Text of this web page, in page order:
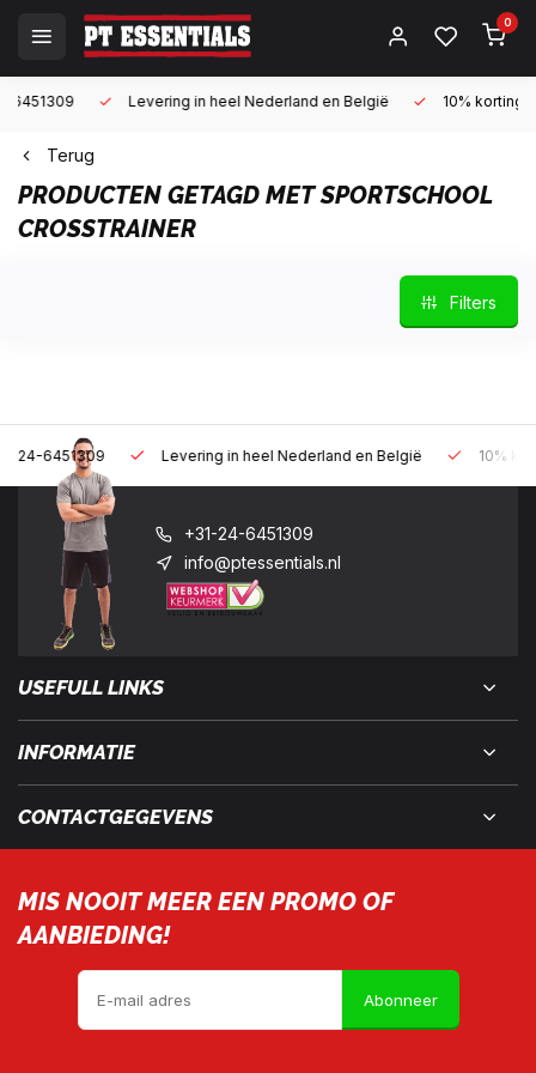
0
Levering in heel Nederland en België 10% korting met een
Terug
PRODUCTEN GETAGD MET SPORTSCHOOL
CROSSTRAINER
Filters
Levering in heel Nederland en België 10% korting met
+31-24-6451309
info@ptessentials.nl
USEFULL LINKS
INFORMATIE
CONTACTGEGEVENS
MIS NOOIT MEER EEN PROMO OF
AANBIEDING!
Abonneer